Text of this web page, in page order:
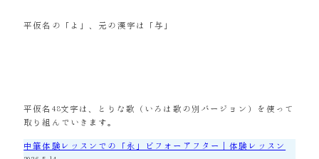
平仮名の「よ」、元の漢字は「与」
平仮名48文字は、とりな歌（いろは歌の別バージョン）を使って
取り組んでいきます。
中筆体験レッスンでの「永」ビフォーアフター｜体験レッスン